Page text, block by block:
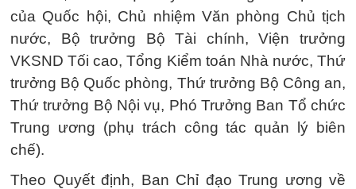
của Quốc hội, Chủ nhiệm Văn phòng Chủ tịch
nước, Bộ trưởng Bộ Tài chính, Viện trưởng
VKSND Tối cao, Tổng Kiểm toán Nhà nước, Thứ
trưởng Bộ Quốc phòng, Thứ trưởng Bộ Công an,
Thứ trưởng Bộ Nội vụ, Phó Trưởng Ban Tổ chức
Trung ương (phụ trách công tác quản lý biên
chế).
Theo Quyết định, Ban Chỉ đạo Trung ương về